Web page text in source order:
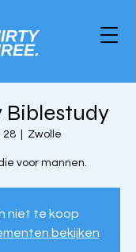
Biblestudy
28
  |
Zwolle
voor mannen.
niet te koop
bekijken